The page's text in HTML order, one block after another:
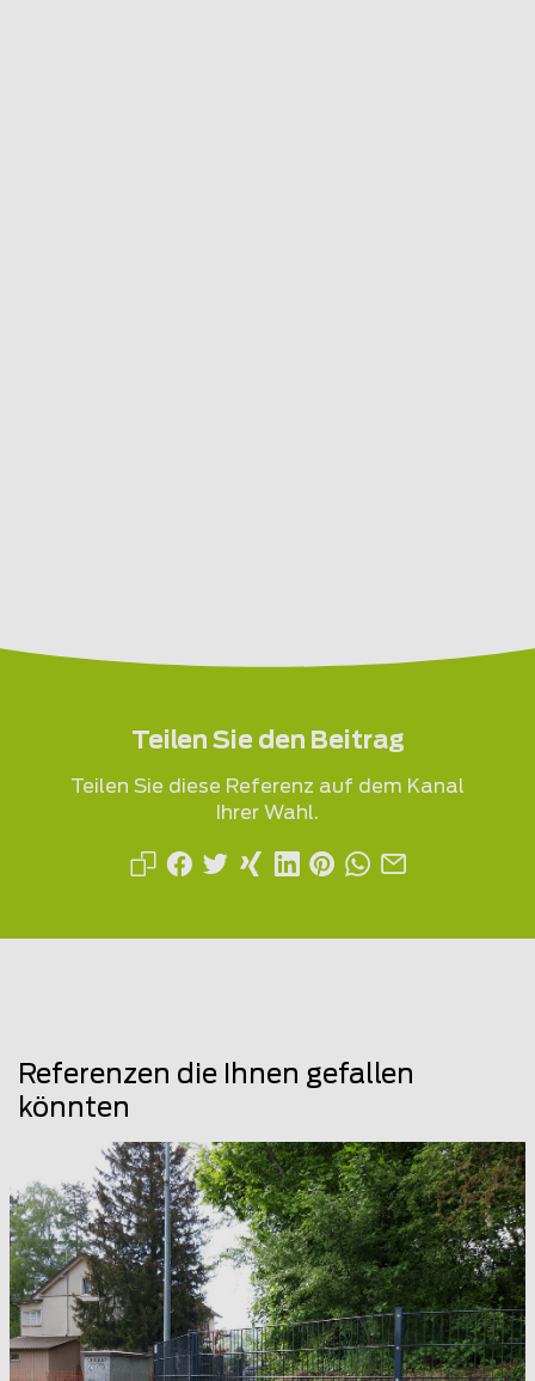
Teilen Sie den Beitrag
Teilen Sie diese Referenz auf dem Kanal
Ihrer Wahl.
Referenzen die Ihnen gefallen
könnten